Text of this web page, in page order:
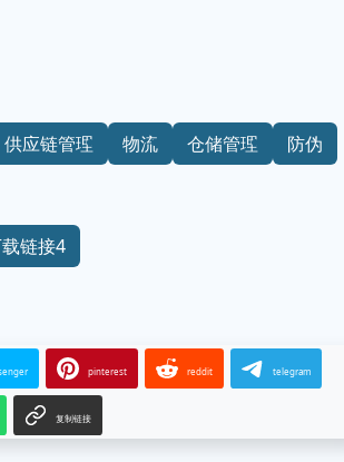
供应链管理 物流 仓储管理 防伪
链接4
pinterest reddit telegram
复制链接